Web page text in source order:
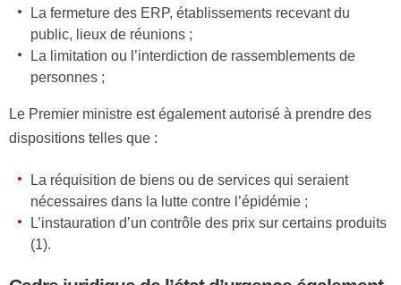
La fermeture des ERP, établissements recevant du
public, lieux de réunions ;
La limitation ou l’interdiction de rassemblements de
personnes ;
Le Premier ministre est également autorisé à prendre des
dispositions telles que :
La réquisition de biens ou de services qui seraient
nécessaires dans la lutte contre l’épidémie ;
L’instauration d’un contrôle des prix sur certains produits
(1).